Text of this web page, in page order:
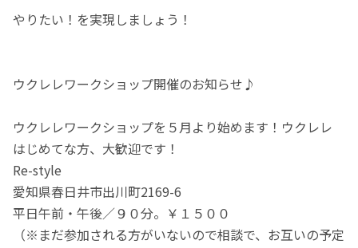
やりたい！を実現しましょう！
ウクレレワークショップ開催のお知らせ♪
ウクレレワークショップを５月より始めます！ウクレレ
はじめてな方、大歓迎です！
Re-style
愛知県春日井市出川町2169-6
平日午前・午後／９０分。￥１５００
（※まだ参加される方がいないので相談で、お互いの予定